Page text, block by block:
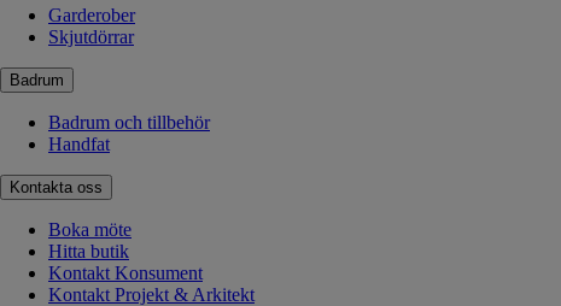
Garderober
Skjutdörrar
Badrum
Badrum och tillbehör
Handfat
Kontakta oss
Boka möte
Hitta butik
Kontakt Konsument
Kontakt Projekt & Arkitekt